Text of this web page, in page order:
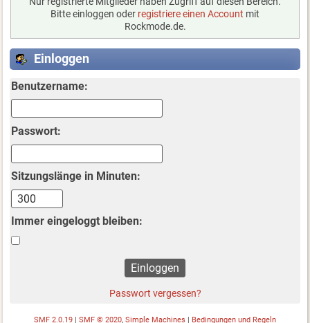
Bitte einloggen oder registriere einen Account mit
Rockmode.de.
Einloggen
Benutzername:
Passwort:
Sitzungslänge in Minuten:
Immer eingeloggt bleiben:
Passwort vergessen?
SMF 2.0.19 SMF © 2020, Simple Machines Bedingungen und Regeln